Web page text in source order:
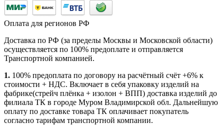
Оплата для регионов РФ
Доставка по РФ (за пределы Москвы и Московской области)
осуществляется по 100% предоплате и отправляется
Транспортной компанией.
1. 100% предоплата по договору на расчётный счёт +6% к
стоимости + НДС. Включает в себя упаковку изделий на
фабрике(стрейч плёнка + изолон + ВПП) доставка изделий до
филиала ТК в городе Муром Владимирской обл. Дальнейшую
оплату по доставке товара ТК оплачивает покупатель
согласно тарифам транспортной компании.